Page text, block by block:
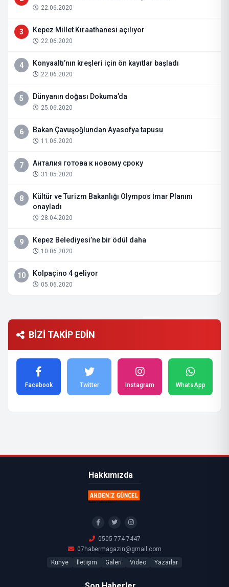
22.06.2020
3 Kepez Millet Kıraathanesi açılıyor
22.06.2020
4 Konyaaltı’nın kreşleri için ön kayıtlar başladı
22.06.2020
5 Dünyanın doğası Dokuma’da
25.06.2020
6 Bakan Çavuşoğlundan Ayasofya tapusu
11.06.2020
7 Анталия готова к новому сроку
31.05.2020
8
Kültür ve Turizm Bakanlığı Olympos İmar Planını
onayladı
28.04.2020
9 Kepez Belediyesi’ne bir ödül daha
10.06.2020
10 Kolpaçino 4 geliyor
05.06.2020
BİZİ TAKİP EDİN
Facebook Twitter Instagram WhatsApp
Hakkımızda
0505 774 7447
07habermagazin@gmail.com
Künye
İletişim Galeri Video Yazarlar